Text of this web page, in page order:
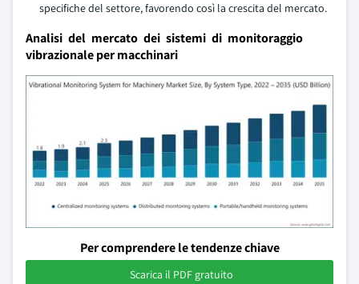
specifiche del settore, favorendo così la crescita del mercato.
Analisi del mercato dei sistemi di monitoraggio
vibrazionale per macchinari
Per comprendere le tendenze chiave
Scarica il PDF gratuito